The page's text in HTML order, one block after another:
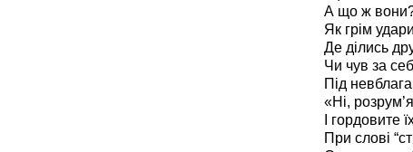
А що ж
Як грім
Де ділись
Чи чув за
Під
«Ні,
І гордовите
При слові